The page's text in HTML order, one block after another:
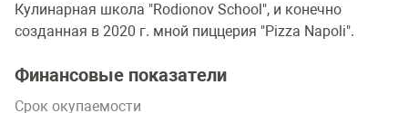
Кулинарная школа "Rodionov School", и конечно
созданная в 2020 г. мной пиццерия "Pizza Napoli".
Финансовые показатели
Срок окупаемости